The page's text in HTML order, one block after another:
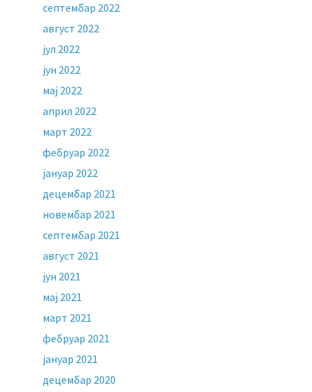
септембар 2022
август 2022
јул 2022
јун 2022
мај 2022
април 2022
март 2022
фебруар 2022
јануар 2022
децембар 2021
новембар 2021
септембар 2021
август 2021
јун 2021
мај 2021
март 2021
фебруар 2021
јануар 2021
децембар 2020